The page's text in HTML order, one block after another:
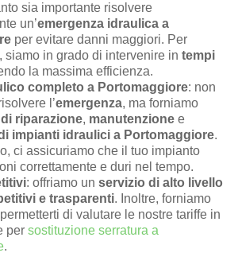
sia importante risolvere
un’emergenza idraulica a
per evitare danni maggiori. Per
siamo in grado di intervenire intempi
la massima efficienza.
completo a Portomaggiore: non
l’emergenza, ma forniamo
riparazione, manutenzione e
impianti idraulici a Portomaggiore.
ci assicuriamo che il tuo impianto
correttamente e duri nel tempo.
: offriamo unservizio di alto livello
e trasparenti. Inoltre, forniamo
di valutare le nostre tariffe in
persostituzione serratura a
.